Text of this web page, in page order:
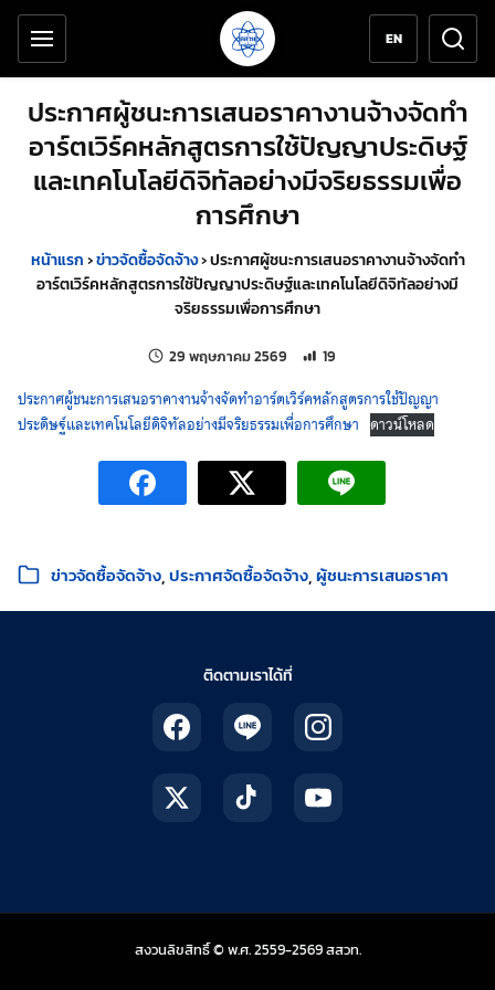
ข้ามไปยังเนื้อหาหลัก
เครื่องมือช่วยเหลือ
EN
ประกาศผู้ชนะการเสนอราคางานจ้างจัดทำ
อาร์ตเวิร์คหลักสูตรการใช้ปัญญาประดิษฐ์
และเทคโนโลยีดิจิทัลอย่างมีจริยธรรมเพื่อ
การศึกษา
หน้าแรก›ข่าวจัดซื้อจัดจ้าง›ประกาศผู้ชนะการเสนอราคางานจ้างจัดทำ
อาร์ตเวิร์คหลักสูตรการใช้ปัญญาประดิษฐ์และเทคโนโลยีดิจิทัลอย่างมี
จริยธรรมเพื่อการศึกษา
29 พฤษภาคม 2569 แก้ไขล่าสุดเมื่อ:
จำนวนการเข้าชม 19 ครั้ง
19
ประกาศผู้ชนะการเสนอราคางานจ้างจัดทำอาร์ตเวิร์คหลักสูตรการใช้ปัญญา
ประดิษฐ์และเทคโนโลยีดิจิทัลอย่างมีจริยธรรมเพื่อการศึกษา ดาวน์โหลด
หมวดหมู่:
ข่าวจัดซื้อจัดจ้าง ประกาศจัดซื้อจัดจ้าง ผู้ชนะการเสนอราคา
ติดตามเราได้ที่
สงวนลิขสิทธิ์ © พ.ศ. 2559-2569สสวท.สถาบันส่งเสริมการสอ